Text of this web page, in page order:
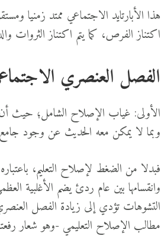
هذا الأبارتايد الاجتماعي ممتد زمنيا
اكتناز الفرص، كما يتم اكتناز الثروات
الفصل العنصري
الأولى: غياب الإصلاح الشامل؛ حيث أن
وبما لا يمكن معه الحديث عن وجود
فبدلا من الضغط لإصلاح التعليم،
وانقسامها بين عام ردئ يضم
التشوهات تؤدي إلى زيادة الفصل
مطالب الإصلاح التعليمي -وهو شعار رفعته